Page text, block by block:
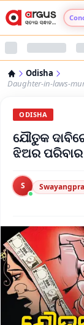
Odisha
Daughter-in-laws-
ODISHA
ଯୌତୁକ
ଝିଅର ପରିବାର
S